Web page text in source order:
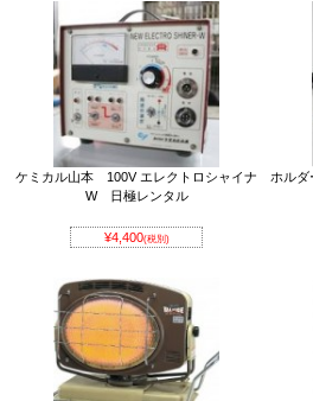
ケミカル山本 100V エレクトロシャイナ
W 日極レンタル
¥4,400(税別)
ホル